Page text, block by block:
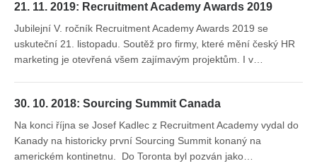
21. 11. 2019: Recruitment Academy Awards 2019
Jubilejní V. ročník Recruitment Academy Awards 2019 se
uskuteční 21. listopadu. Soutěž pro firmy, které mění český HR
marketing je otevřená všem zajímavým projektům. I v…
30. 10. 2018: Sourcing Summit Canada
Na konci října se Josef Kadlec z Recruitment Academy vydal do
Kanady na historicky první Sourcing Summit konaný na
americkém kontinetnu. Do Toronta byl pozván jako…